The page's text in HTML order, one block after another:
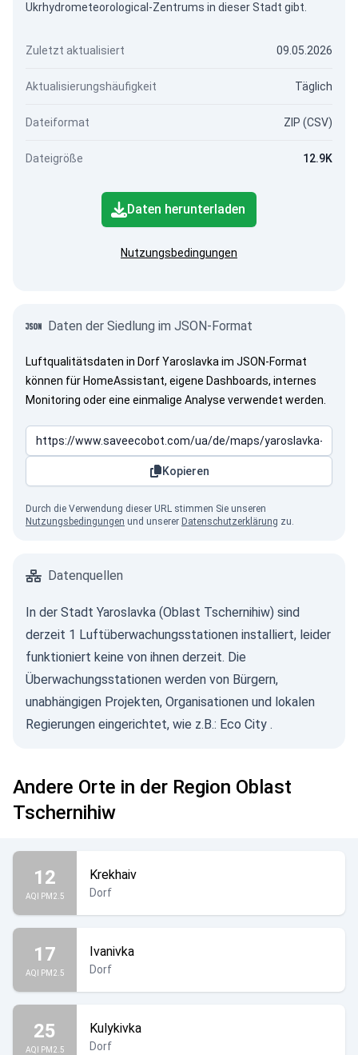
Ukrhydrometeorological-Zentrums in dieser Stadt gibt.
Zuletzt aktualisiert 09.05.2026
Aktualisierungshäufigkeit Täglich
Dateiformat ZIP (CSV)
Dateigröße 12.9K
Daten herunterladen
Nutzungsbedingungen
Daten der Siedlung im JSON-Format
Luftqualitätsdaten in Dorf Yaroslavka im JSON-Format
können für HomeAssistant, eigene Dashboards, internes
Monitoring oder eine einmalige Analyse verwendet werden.
Kopieren
Durch die Verwendung dieser URL stimmen Sie unseren
Nutzungsbedingungen und unserer Datenschutzerklärung zu.
Datenquellen
In der Stadt Yaroslavka (Oblast Tschernihiw) sind
derzeit 1 Luftüberwachungsstationen installiert, leider
funktioniert keine von ihnen derzeit. Die
Überwachungsstationen werden von Bürgern,
unabhängigen Projekten, Organisationen und lokalen
Regierungen eingerichtet, wie z.B.: Eco City .
Andere Orte in der Region Oblast
Tschernihiw
12
AQI PM2.5
Krekhaiv
Dorf
17
AQI PM2.5
Ivanivka
Dorf
25
AQI PM2.5
Kulykivka
Dorf